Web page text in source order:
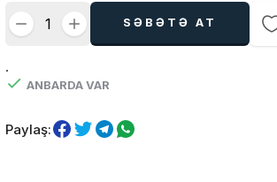
SƏBƏTƏ AT
.
ANBARDA VAR
Paylaş: